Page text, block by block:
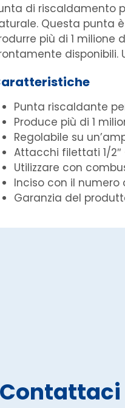
di riscaldamento
Questa punta
più di 1 milione
disponibili.
Punta riscaldante
Produce più di 1
Regolabile su
Attacchi filettati 1/2″
Utilizzare con
Inciso con il
Garanzia del
Contattaci